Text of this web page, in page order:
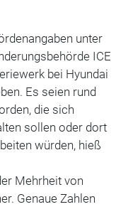
unter
ICE
bei Hyundai
Es seien rund
die sich
sollen oder dort
würden, hieß
Mehrheit von
Genaue Zahlen